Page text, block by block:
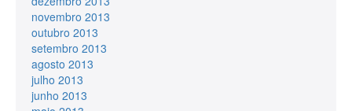
novembro 2013
outubro 2013
setembro 2013
agosto 2013
julho 2013
junho 2013